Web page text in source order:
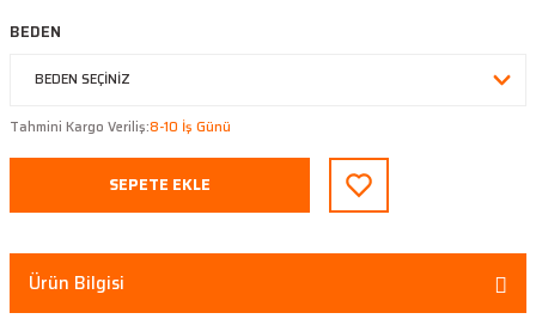
BEDEN
Tahmini Kargo Veriliş:8-10 İş Günü
SEPETE EKLE
Ürün Bilgisi